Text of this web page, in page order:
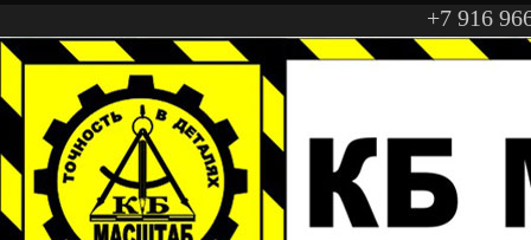
+7 916